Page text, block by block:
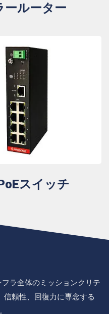
ールーター
スイッチ
ラ全体のミッションクリテ
信頼性、回復力に専念する